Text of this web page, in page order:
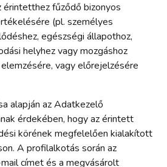
fűződő bizonyos
(pl. személyes
egészségi állapothoz,
helyhez vagy mozgáshoz
vagy előrejelzésére
alapján az Adatkezelő
érdekében, hogy az érintett
körének megfelelően kialakított
A profilalkotás során az
címet és a megvásárolt